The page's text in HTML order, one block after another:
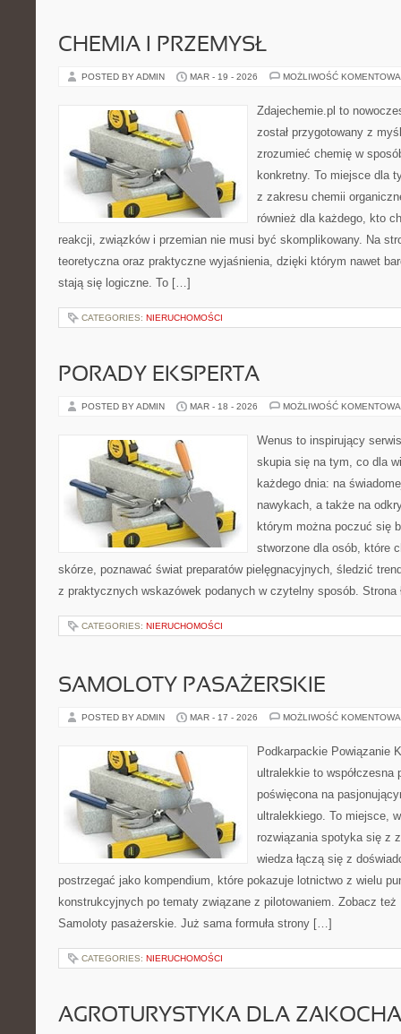
CHEMIA I PRZEMYSŁ
POSTED BY ADMIN MAR - 19 - 2026 MOŻLIWOŚĆ
Zdajechemie.pl to
został przygotowany z
zrozumieć chemię w
konkretny. To miejsce dla
z zakresu chemii
również dla każdego, kto
reakcji, związków i przemian nie musi być skomplikowany. Na
teoretyczna oraz praktyczne wyjaśnienia, dzięki którym nawet
stają się logiczne. To […]
CATEGORIES: NIERUCHOMOŚCI
PORADY EKSPERTA
POSTED BY ADMIN MAR - 18 - 2026 MOŻLIWOŚĆ
Wenus to inspirujący
skupia się na tym, co dla
każdego dnia: na
nawykach, a także na
którym można poczuć się
stworzone dla osób, które
skórze, poznawać świat preparatów pielęgnacyjnych, śledzić
z praktycznych wskazówek podanych w czytelny sposób.
CATEGORIES: NIERUCHOMOŚCI
SAMOLOTY PASAŻERSKIE
POSTED BY ADMIN MAR - 17 - 2026 MOŻLIWOŚĆ
Podkarpackie Powiązanie
ultralekkie to
poświęcona na
ultralekkiego. To miejsce,
rozwiązania spotyka się z
wiedza łączą się z
postrzegać jako kompendium, które pokazuje lotnictwo z wielu
konstrukcyjnych po tematy związane z pilotowaniem. Zobacz
Samoloty pasażerskie. Już sama formuła strony […]
CATEGORIES: NIERUCHOMOŚCI
AGROTURYSTYKA DLA